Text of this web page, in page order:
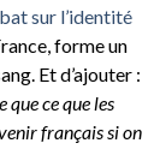
sur l’identité
forme un
Et d’ajouter :
que ce que les
français si on